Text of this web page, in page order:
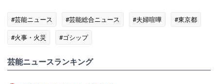
#芸能ニュース #芸能総合ニュース #夫婦喧嘩
#東京都
#火事・火災
#ゴシップ
芸能ニュースランキング